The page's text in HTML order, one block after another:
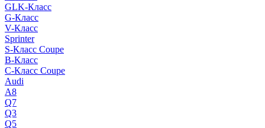
GLK-Класс
G-Класс
V-Класс
Sprinter
S-Класс Сoupe
B-Класс
C-Класс Coupe
Audi
A8
Q7
Q3
Q5